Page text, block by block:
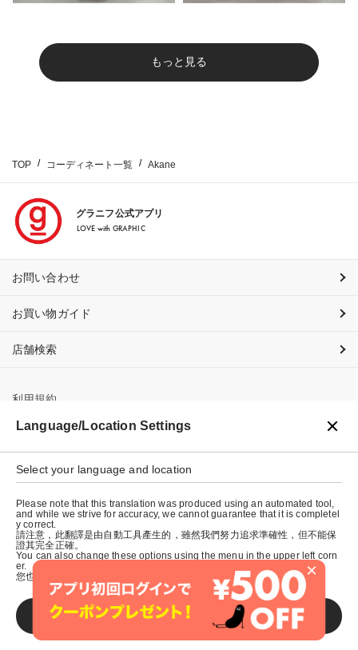
もっと見る
TOP コーディネート一覧 Akane
グラニフ公式アプリ
LOVE with GRAPHIC
お問い合わせ
お買い物ガイド
店舗検索
利用規約
プライバシーポリシー
特定商取引法に基づく表示
会社概要
×
Language/Location Settings
Select your language and location
Please note that this translation was produced using an automated tool,
and while we strive for accuracy, we cannot guarantee that it is completel
y correct.
請注意，此翻譯是由自動工具產生的，雖然我們努力追求準確性，但不能保
證其完全正確。
You can also change these options using the menu in the upper left corn
er.
您也可以使用左上角的選單來更改這些選項。
SAVE